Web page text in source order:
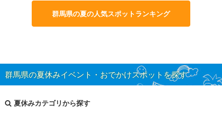
群馬県の夏の人気スポットランキング
群馬県の夏休みイベント・おでかけスポットを探す
夏休みカテゴリから探す